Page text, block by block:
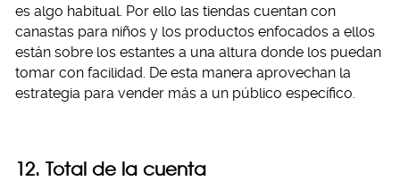
es algo habitual. Por ello las tiendas cuentan con
canastas para niños y los productos enfocados a ellos
están sobre los estantes a una altura donde los puedan
tomar con facilidad. De esta manera aprovechan la
estrategia para vender más a un público específico.
12. Total de la cuenta